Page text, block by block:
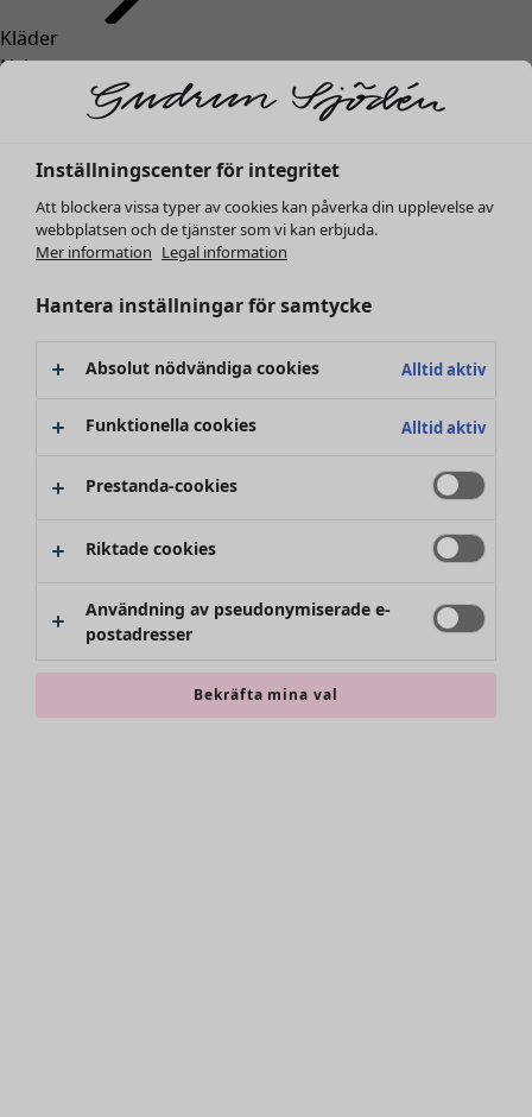
Kläder
Nyheter
Alla kläder
Klänningar
Toppar
Skjortor & blusar
Koftor
Stickade tröjor
Västar
Kimonos
Inställningscenter för integritet
Att blockera vissa typer av cookies kan påverka din upplevelse av
webbplatsen och de tjänster som vi kan erbjuda.
Mer information Legal information
Hantera inställningar för samtycke
Absolut nödvändiga cookies Alltid aktiv
Funktionella cookies Alltid aktiv
Prestanda-cookies
Riktade cookies
Användning av pseudonymiserade e-
postadresser
Bekräfta mina val